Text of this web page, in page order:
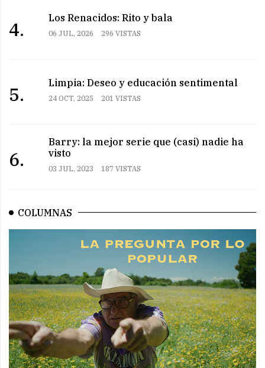
4.
Los Renacidos: Rito y bala
06 JUL, 2026 296 VISTAS
5.
Limpia: Deseo y educación sentimental
24 OCT, 2025 201 VISTAS
6.
Barry: la mejor serie que (casi) nadie ha
visto
03 JUL, 2023 187 VISTAS
COLUMNAS